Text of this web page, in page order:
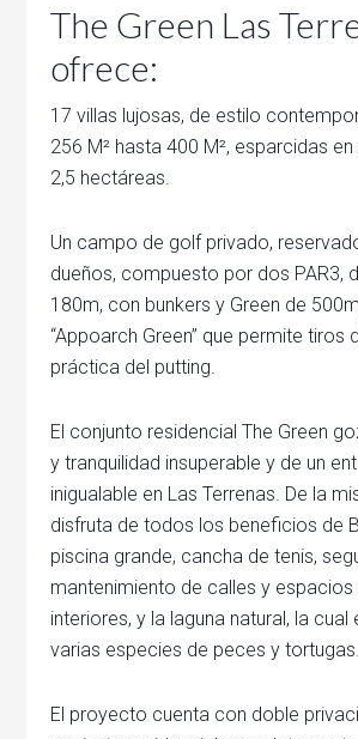
The Green Las
ofrece:
17 villas lujosas, de estilo
256 M² hasta 400 M², esparcidas
2,5 hectáreas.
Un campo de golf privado,
dueños, compuesto por dos PAR3,
180m, con bunkers y Green de
“Appoarch Green” que permite tiros
práctica del putting.
El conjunto residencial The Green
y tranquilidad insuperable y de un
inigualable en Las Terrenas. De la
disfruta de todos los beneficios de
piscina grande, cancha de tenis,
mantenimiento de calles y espacios
interiores, y la laguna natural, la cual
varias especies de peces y tortugas.
El proyecto cuenta con doble